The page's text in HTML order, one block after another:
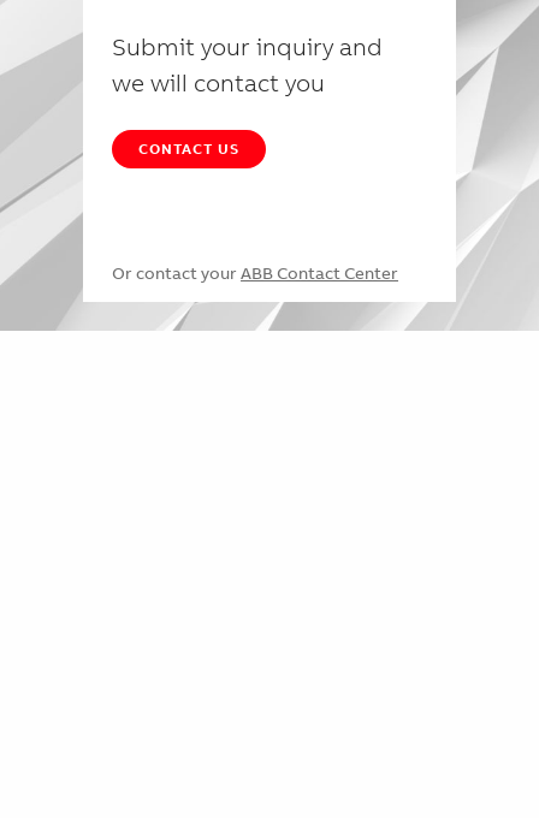
Submit your inquiry and
we will contact you
CONTACT US
Or contact your ABB Contact Center